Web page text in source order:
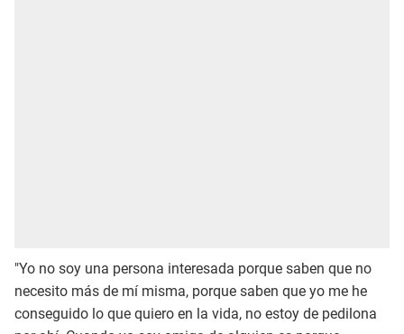
"Yo no soy una persona interesada porque saben que no
necesito más de mí misma, porque saben que yo me he
conseguido lo que quiero en la vida, no estoy de pedilona